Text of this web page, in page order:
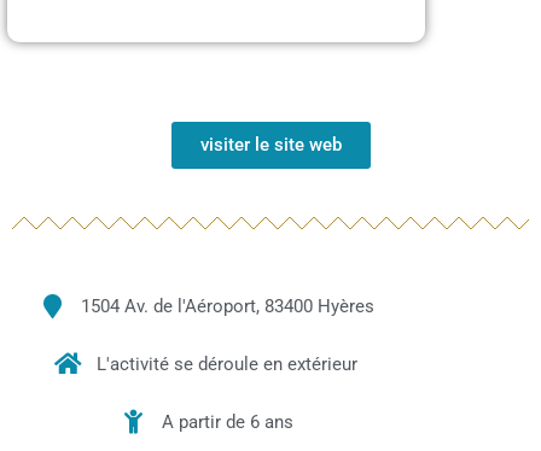
visiter le site web
1504 Av. de l'Aéroport, 83400 Hyères
L'activité se déroule en extérieur
A partir de 6 ans